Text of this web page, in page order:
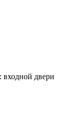
входной двери